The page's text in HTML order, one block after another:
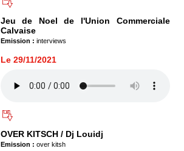
Jeu de Noel de l'Union Commerciale
Calvaise
Emission : interviews
Le 29/11/2021
OVER KITSCH / Dj Louidj
Emission : over kitsh